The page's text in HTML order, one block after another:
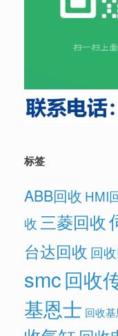
标签
ABB回收 HMI
收三菱回收
台达回收 回
smc回收
基恩士 回收